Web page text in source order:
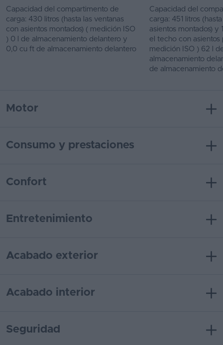
Capacidad del compartimento de
carga: 430 litros (hasta las ventanas
con asientos montados) ( medición ISO
) 0 l de almacenamiento delantero y
0,0 cu ft de almacenamiento delantero
Capacidad del
carga: 451 litros
asientos montados) y
el techo con asientos
medición ISO ) 62 l
almacenamiento
de almacenamiento
Motor
Consumo y prestaciones
Confort
Entretenimiento
Acabado exterior
Acabado interior
Seguridad